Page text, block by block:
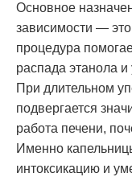
Основное
зависимости —
процедура
распада этанола
При длительном
подвергается
работа печени,
Именно
интоксикацию и